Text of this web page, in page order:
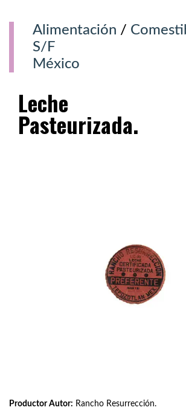
Alimentación /
S/F
México
Leche
Pasteurizada.
Productor Autor: Rancho Resurrección.